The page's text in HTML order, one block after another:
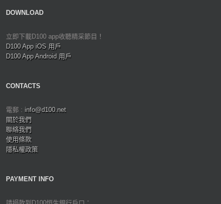
DOWNLOAD
立即下載D100 app收聽精采節目！
D100 App iOS 用戶
D100 App Android 用戶
CONTACTS
電郵 : info@d100.net
關於我們
聯絡我們
使用條款
隱私權政策
PAYMENT INFO